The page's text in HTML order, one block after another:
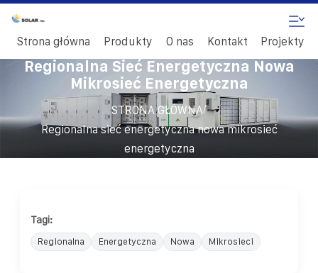
Strona główna Produkty O nas Kontakt Projekty
Regionalna Sieć Energetyczna Nowa
Mikrosieć Energetyczna
STRONA GŁÓWNA/
Regionalna sieć energetyczna nowa mikrosieć
energetyczna
Tagi:
Regionalna Energetyczna Nowa Mikrosieci